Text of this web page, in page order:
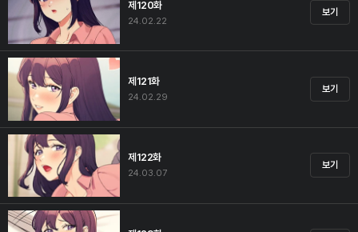
제120화
24.02.22
보기
제121화
24.02.29
보기
제122화
24.03.07
보기